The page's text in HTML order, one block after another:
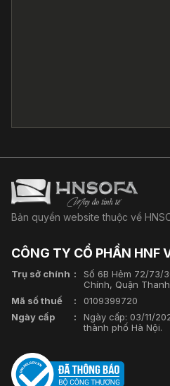
Bản quyền website thuộc về
CÔNG TY CỔ PHẦN HNF
Trụ sở chính
Số 6B Hẻm 72/73/
Chính, Quận
Mã số thuế
0109399720
Ngày cấp
Ngày cấp: 03/11/
thành phố Hà Nội.